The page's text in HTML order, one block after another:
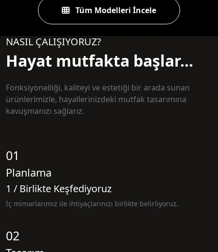
Tüm Modelleri İncele
NASIL ÇALIŞIYORUZ?
Hayat mutfakta başlar...
Fonksiyonelliği, kaliteyi ve estetiği bir arada sunan
ürünlerimizle, hayallerinizdeki mutfak tasarımına
kavuşmanızı sağlarız.
01
Planlama
1 / Birlikte Keşfediyoruz
İç mimarlarımız ile ihtiyaçlarınızı birlikte belirliyoruz.
02